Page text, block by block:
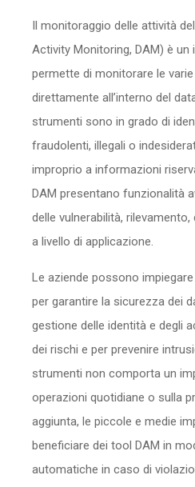
Il monitoraggio delle attività
Activity Monitoring, DAM) è
permette di monitorare le
direttamente all’interno del
strumenti sono in grado di
fraudolenti, illegali o
improprio a informazioni
DAM presentano funzionalità
delle vulnerabilità,
a livello di applicazione.
Le aziende possono
per garantire la sicurezza dei
gestione delle identità e degli
dei rischi e per prevenire
strumenti non comporta un
operazioni quotidiane o sulla
aggiunta, le piccole e medie
beneficiare dei tool DAM in
automatiche in caso di